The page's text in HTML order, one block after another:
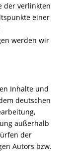
der verlinkten
einer
werden wir
Inhalte und
deutschen
außerhalb
der
Autors bzw.